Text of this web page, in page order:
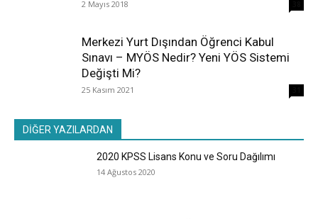
2 Mayıs 2018
Merkezi Yurt Dışından Öğrenci Kabul
Sınavı – MYÖS Nedir? Yeni YÖS Sistemi
Değişti Mi?
25 Kasım 2021
DİĞER YAZILARDAN
2020 KPSS Lisans Konu ve Soru Dağılımı
14 Ağustos 2020